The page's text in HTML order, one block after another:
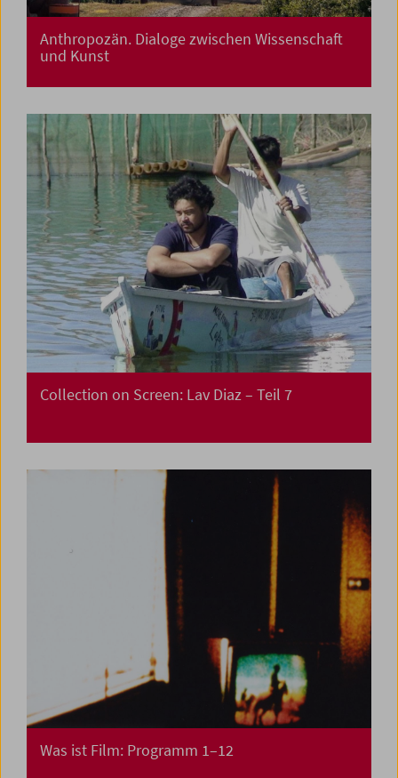
Anthropozän. Dialoge zwischen Wissenschaft
und Kunst
Collection on Screen: Lav Diaz – Teil 7
Was ist Film: Programm 1–12